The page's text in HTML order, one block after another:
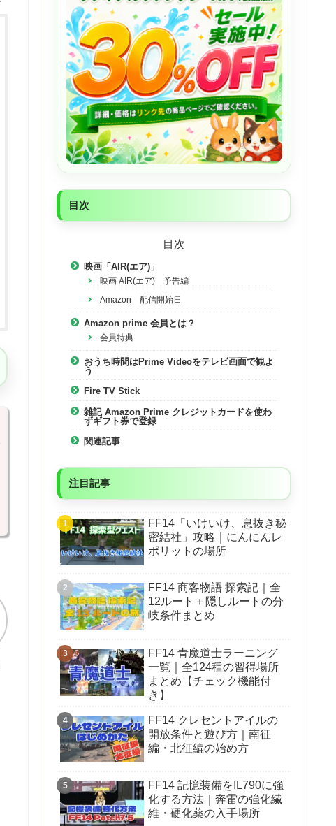
目次
目次
映画「AIR(エア)」
映画 AIR(エア) 予告編
Amazon 配信開始日
Amazon prime 会員とは？
会員特典
おうち時間はPrime Videoをテレビ画面で観よ
う
Fire TV Stick
雑記 Amazon Prime クレジットカードを使わ
ずギフト券で登録
関連記事
注目記事
FF14「いけいけ、息抜き秘
密結社」攻略｜にんにんレ
ポリットの場所
FF14 商客物語 探索記｜全
12ルート＋隠しルートの分
岐条件まとめ
FF14 青魔道士ラーニング
一覧｜全124種の習得場所
まとめ【チェック機能付
き】
FF14 クレセントアイルの
開放条件と遊び方｜南征
編・北征編の始め方
FF14 記憶装備をIL790に強
化する方法｜奔雷の強化繊
維・硬化薬の入手場所